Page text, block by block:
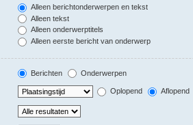
Alleen berichtonderwerpen en tekst
Alleen tekst
Alleen onderwerptitels
Alleen eerste bericht van onderwerp
Berichten Onderwerpen
Oplopend Aflopend